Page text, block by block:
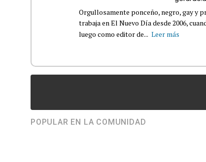
Orgullosamente ponceño, negro, gay y
trabaja en El Nuevo Día desde 2006,
luego como editor de... Leer más
POPULAR EN LA COMUNIDAD